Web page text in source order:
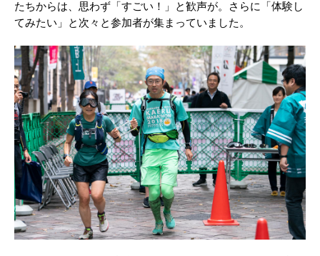
たちからは、思わず「すごい！」と歓声が。さらに「体験し
てみたい」と次々と参加者が集まっていました。